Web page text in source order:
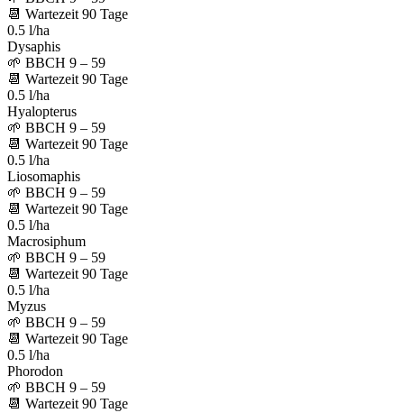
📆 Wartezeit 90 Tage
0.5 l/ha
Dysaphis
🌱 BBCH 9 – 59
📆 Wartezeit 90 Tage
0.5 l/ha
Hyalopterus
🌱 BBCH 9 – 59
📆 Wartezeit 90 Tage
0.5 l/ha
Liosomaphis
🌱 BBCH 9 – 59
📆 Wartezeit 90 Tage
0.5 l/ha
Macrosiphum
🌱 BBCH 9 – 59
📆 Wartezeit 90 Tage
0.5 l/ha
Myzus
🌱 BBCH 9 – 59
📆 Wartezeit 90 Tage
0.5 l/ha
Phorodon
🌱 BBCH 9 – 59
📆 Wartezeit 90 Tage